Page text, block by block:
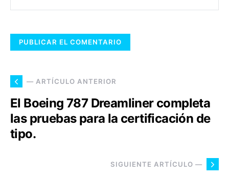
— ARTÍCULO ANTERIOR
El Boeing 787 Dreamliner completa
las pruebas para la certificac​ión de
tipo.
SIGUIENTE ARTÍCULO —